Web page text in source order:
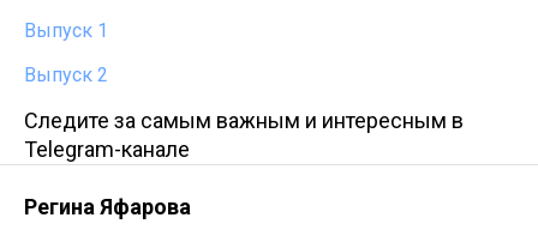
Выпуск 1
Выпуск 2
Следите за самым важным и интересным в
Telegram-канале
Регина Яфарова